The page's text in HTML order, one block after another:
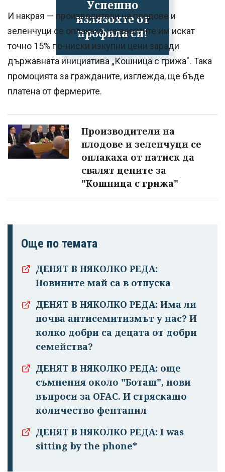
Успешно
излязохте от
профила си!
И накрая — производители на плодове и
зеленчуци се оплакаха, че веригите им искат
точно 15% по-ниски изкупни цени заради
държавната инициатива „Кошница с грижа". Така
промоцията за гражданите, изглежда, ще бъде
платена от фермерите.
Производители на
плодове и зеленчуци се
оплакаха от натиск да
свалят цените за
"Кошница с грижа"
Още по темата
ДЕНЯТ В НЯКОЛКО РЕДА:
Новините май са в отпуска
ДЕНЯТ В НЯКОЛКО РЕДА: Има ли
почва антисемитизмът у нас? И
колко добри са децата от добри
семейства?
ДЕНЯТ В НЯКОЛКО РЕДА: още
съмнения около "Боташ", нови
въпроси за OFAC. И стряскащо
количество фентанил
ДЕНЯТ В НЯКОЛКО РЕДА: I was
sitting by the phone*